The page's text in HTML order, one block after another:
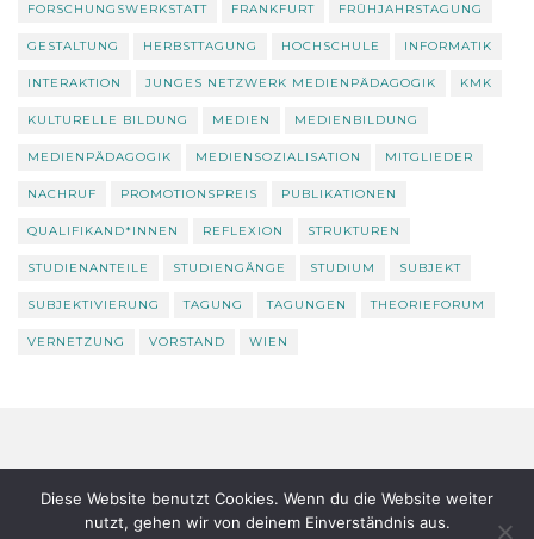
FORSCHUNGSWERKSTATT FRANKFURT FRÜHJAHRSTAGUNG
GESTALTUNG HERBSTTAGUNG HOCHSCHULE INFORMATIK
INTERAKTION JUNGES NETZWERK MEDIENPÄDAGOGIK KMK
KULTURELLE BILDUNG MEDIEN MEDIENBILDUNG
MEDIENPÄDAGOGIK MEDIENSOZIALISATION MITGLIEDER
NACHRUF PROMOTIONSPREIS PUBLIKATIONEN
QUALIFIKAND*INNEN REFLEXION STRUKTUREN
STUDIENANTEILE STUDIENGÄNGE STUDIUM SUBJEKT
SUBJEKTIVIERUNG TAGUNG TAGUNGEN THEORIEFORUM
VERNETZUNG VORSTAND WIEN
Datenschutz Über uns
Diese Website benutzt Cookies. Wenn du die Website weiter
nutzt, gehen wir von deinem Einverständnis aus.